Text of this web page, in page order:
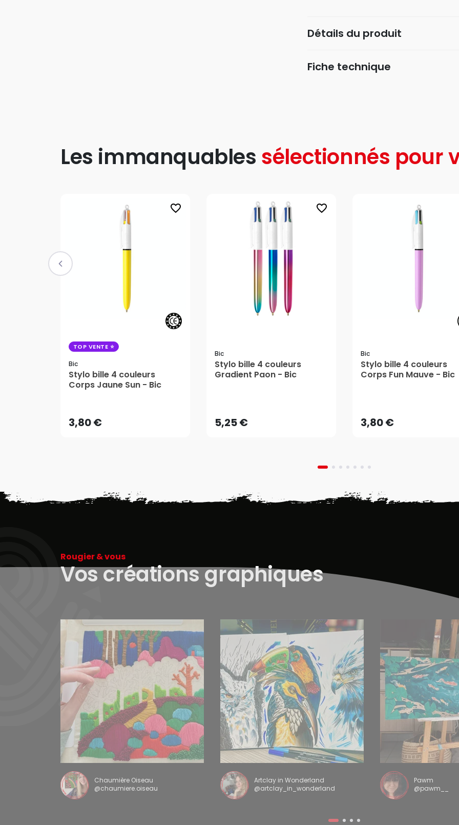
Détails du produit
Fiche technique
Les immanquables sélectionnés pour
favorite_border
TOP VENTE
Bic
Stylo bille 4 couleurs
Corps Jaune Sun - Bic
3,80 €
3,80 €
AJOUTER AU PANIER
favorite_border
Bic
Stylo bille 4 couleurs
Gradient Paon - Bic
5,25 €AJOUTER AU PANIER
Bic
Stylo bille 4 couleurs
Corps Fun Mauve - Bic
3,80 €AJOUTER AU PANIER
Rougier & vous
Vos créations graphiques
Chaumière Oiseau
@chaumiere.oiseau
Artclay in Wonderland
@artclay_in_wonderland
Pawm
@pawm__